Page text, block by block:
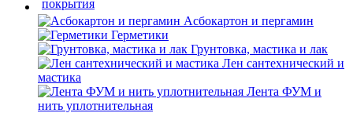
Асбокартон и пергамин
Герметики
Грунтовка, мастика и лак
Лен сантехнический и
мастика
Лента ФУМ и
нить уплотнительная